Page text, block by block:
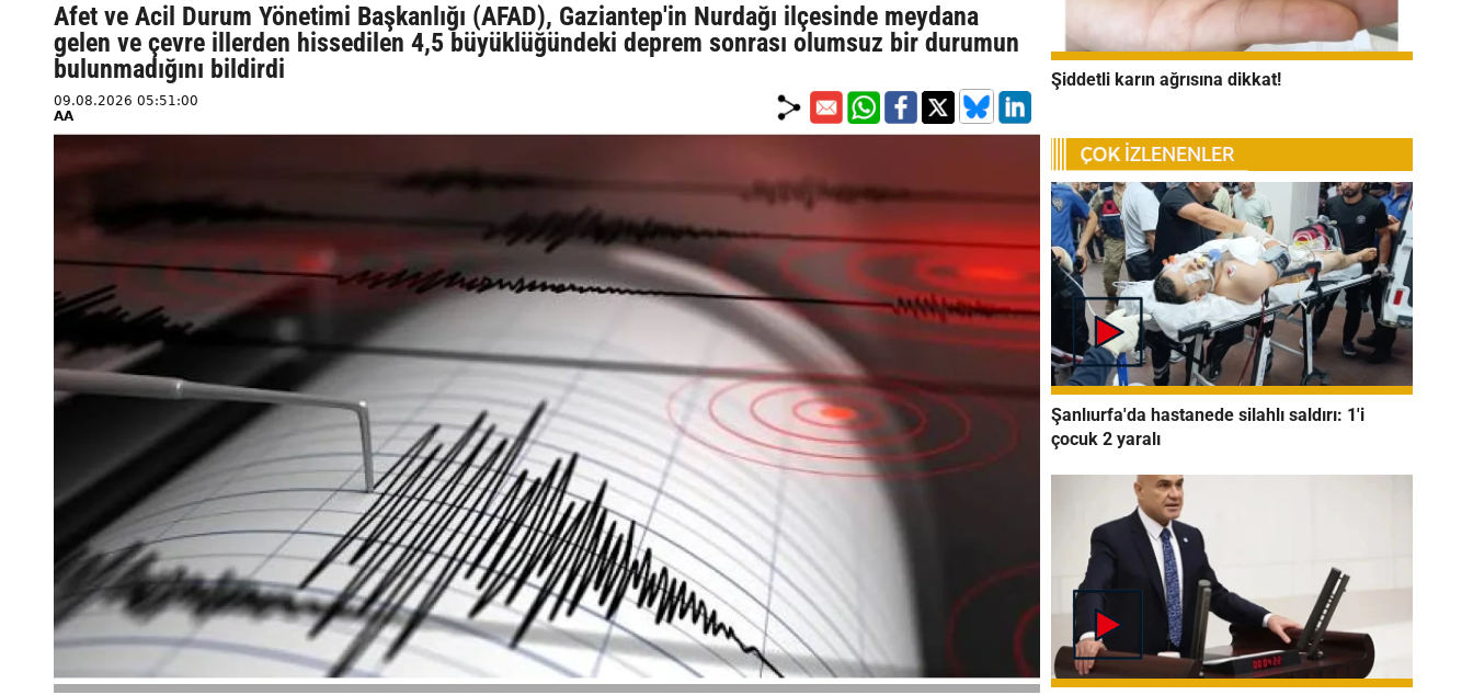
Afet ve Acil Durum Yönetimi Başkanlığı (AFAD), Gaziantep'in Nurdağı ilçesinde meydana
gelen ve çevre illerden hissedilen 4,5 büyüklüğündeki deprem sonrası olumsuz bir durumun
bulunmadığını bildirdi
09.08.2026 05:51:00
AA
Şiddetli karın ağrısına dikkat!
Şanlıurfa'da hastanede silahlı saldırı: 1'i
çocuk 2 yaralı